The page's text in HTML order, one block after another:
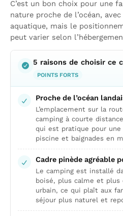
C’est un bon choix pour une
nature proche de l’océan,
aquatique, mais le
peut varier selon
5 raisons de choisir ce
POINTS FORTS
Proche de l’océan
L’emplacement sur la
camping à courte
qui est pratique pour
piscine et baignades en
Cadre pinède agréable
Le camping est installé
boisé, plus calme et plus
urbain, ce qui plaît aux
séjour plus naturel et